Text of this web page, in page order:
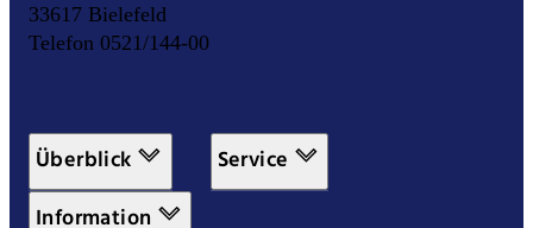
33617 Bielefeld
Telefon 0521/144-00
Überblick
Service
Information